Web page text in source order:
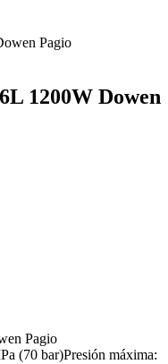
1200W Dowen
Pagio
(70 bar)Presión máxima: